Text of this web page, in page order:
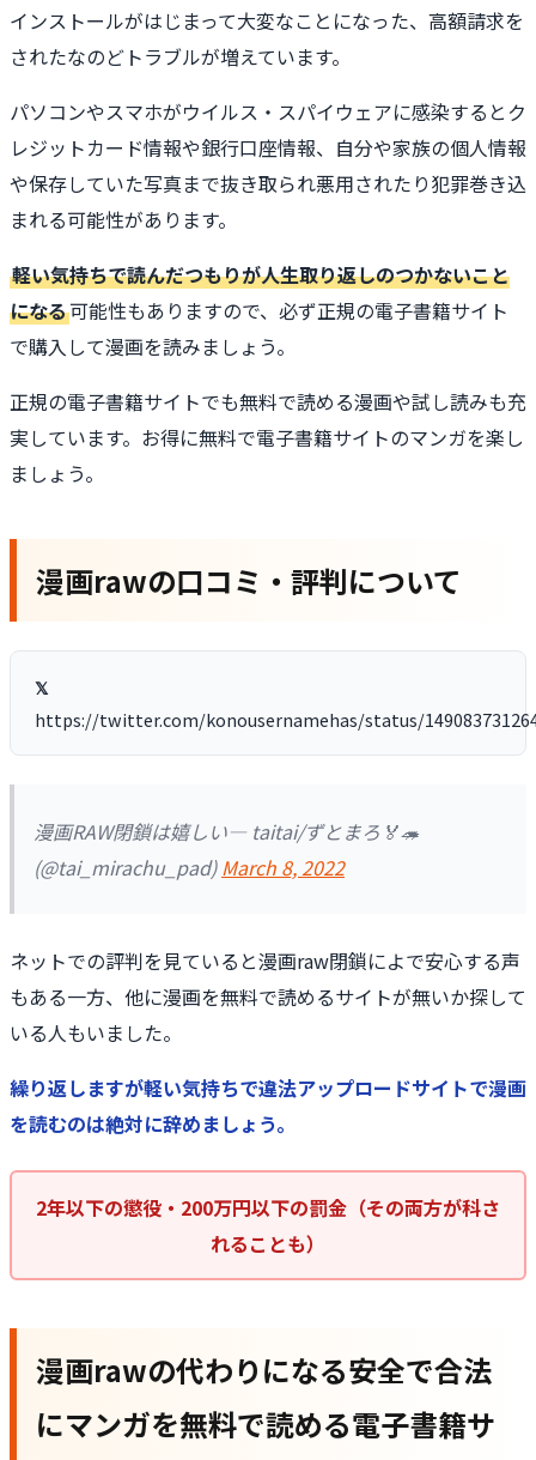
インストールがはじまって大変なことになった、高額請求を
されたなのどトラブルが増えています。
パソコンやスマホがウイルス・スパイウェアに感染するとク
レジットカード情報や銀行口座情報、自分や家族の個人情報
や保存していた写真まで抜き取られ悪用されたり犯罪巻き込
まれる可能性があります。
軽い気持ちで読んだつもりが人生取り返しのつかないこと
になる可能性もありますので、必ず正規の電子書籍サイト
で購入して漫画を読みましょう。
正規の電子書籍サイトでも無料で読める漫画や試し読みも充
実しています。お得に無料で電子書籍サイトのマンガを楽し
ましょう。
漫画rawの口コミ・評判について
https://twitter.com/konousernamehas/status/
漫画RAW閉鎖は嬉しい— taitai/ずとまろ🏅🦔
(@tai_mirachu_pad)March 8, 2022
ネットでの評判を見ていると漫画raw閉鎖によで安心する声
もある一方、他に漫画を無料で読めるサイトが無いか探して
いる人もいました。
繰り返しますが軽い気持ちで違法アップロードサイトで漫画
を読むのは絶対に辞めましょう。
2年以下の懲役・200万円以下の罰金（その両方が科さ
れることも）
漫画rawの代わりになる安全で合法
にマンガを無料で読める電子書籍サ